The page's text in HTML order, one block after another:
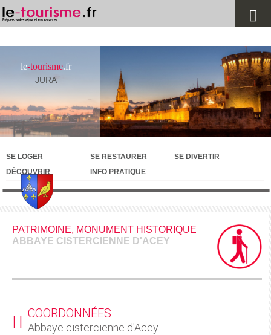
le-tourisme.fr
JURA
SE LOGER SE RESTAURER
SE DIVERTIR
DÉCOUVRIR
INFO PRATIQUE
PATRIMOINE, MONUMENT HISTORIQUE
ABBAYE CISTERCIENNE D'ACEY
COORDONNÉES
Abbaye cistercienne d'Acey